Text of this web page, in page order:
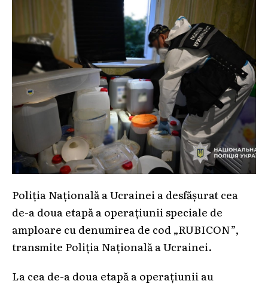
Poliția Națională a Ucrainei a desfășurat cea
de-a doua etapă a operațiunii speciale de
amploare cu denumirea de cod „RUBICON”,
transmite Poliția Națională a Ucrainei.
La cea de-a doua etapă a operațiunii au